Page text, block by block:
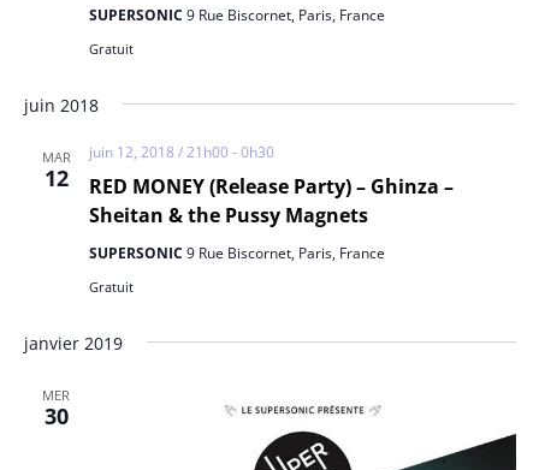
SUPERSONIC 9 Rue Biscornet, Paris, France
Gratuit
juin 2018
MAR
12
RED MONEY (Release Party) – Ghinza –
Sheitan & the Pussy Magnets
juin 12, 2018 / 21h00 -0h30
SUPERSONIC 9 Rue Biscornet, Paris, France
Gratuit
janvier 2019
MER
30